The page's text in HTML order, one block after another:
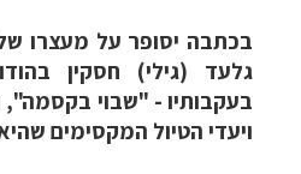
בכתבה יסופר על מעצרו
גלעד (גילי) חסקין
בעקבותיו - "שבוי בקסמה",
ויעדי הטיול המקסימים